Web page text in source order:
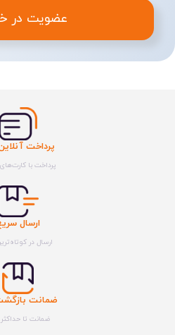
عضویت در
پرداخت
پرداخت با
ارسال
ارسال در
ضمانت
ضمانت تا حداکثر ۷ روز